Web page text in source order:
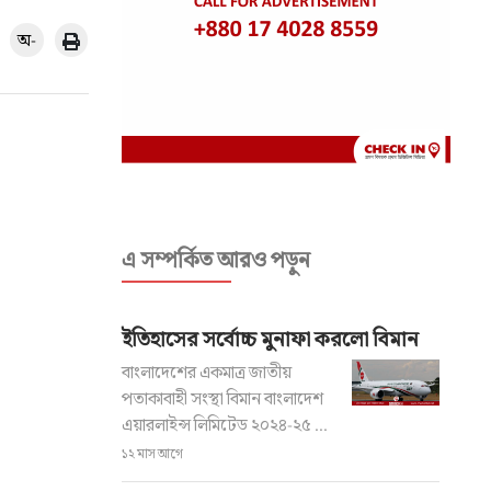
অ-
এ সম্পর্কিত আরও পড়ুন
ইতিহাসের সর্বোচ্চ মুনাফা করলো বিমান
বাংলাদেশের একমাত্র জাতীয়
পতাকাবাহী সংস্থা বিমান বাংলাদেশ
এয়ারলাইন্স লিমিটেড ২০২৪-২৫ ...
১২ মাস আগে